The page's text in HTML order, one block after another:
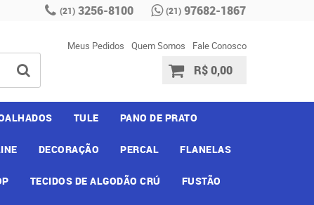
(21) 3256-8100 (21) 97682-1867
Meus Pedidos Quem Somos Fale Conosco
R$ 0,00
TULE PANO DE PRATO
DECORAÇÃO PERCAL FLANELAS
TECIDOS DE ALGODÃO CRÚ FUSTÃO